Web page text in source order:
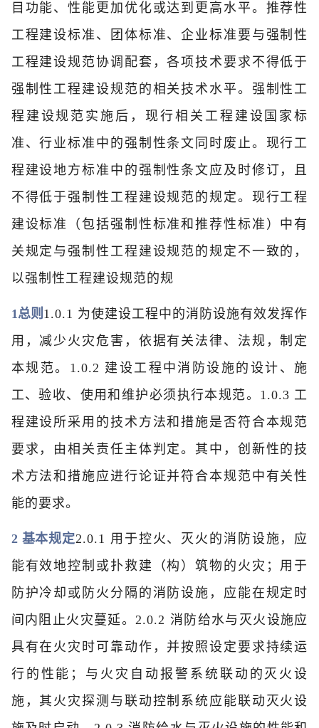
目功能、性能更加优化或达到更高水平。推荐性
工程建设标准、团体标准、企业标准要与强制性
工程建设规范协调配套，各项技术要求不得低于
强制性工程建设规范的相关技术水平。 强制性工
程建设规范实施后，现行相关工程建设国家标
准、行业标准中的强制性条文同时废止。现行工
程建设地方标准中的强制性条文应及时修订，且
不得低于强制性工程建设规范的规定。现行工程
建设标准（包括强制性标准和推荐性标准）中有
关规定与强制性工程建设规范的规定不一致的，
以强制性工程建设规范的规
1总则 1.0.1 为使建设工程中的消防设施有效发挥作
用，减少火灾危害，依据有关法律、法规，制定
本规范。1.0.2 建设工程中消防设施的设计、施
工、验收、使用和维护必须执行本规范。1.0.3 工
程建设所采用的技术方法和措施是否符合本规范
要求，由相关责任主体判定。其中，创新性的技
术方法和措施应进行论证并符合本规范中有关性
能的要求。
2 基本规定2.0.1 用于控火、灭火的消防设施，应
能有效地控制或扑救建（构）筑物的火灾；用于
防护冷却或防火分隔的消防设施，应能在规定时
间内阻止火灾蔓延。2.0.2 消防给水与灭火设施应
具有在火灾时可靠动作，并按照设定要求持续运
行的性能；与火灾自动报警系统联动的灭火设
施，其火灾探测与联动控制系统应能联动灭火设